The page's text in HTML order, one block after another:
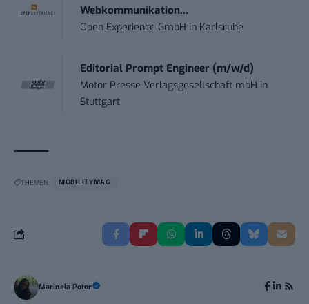
Webkommunikation...
Open Experience GmbH in Karlsruhe
Editorial Prompt Engineer (m/w/d)
Motor Presse Verlagsgesellschaft mbH in
Stuttgart
THEMEN: MOBILITYMAG
Marinela Potor